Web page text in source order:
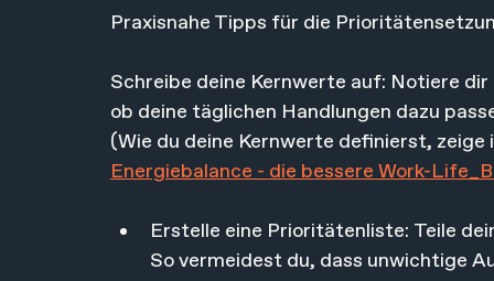
Praxisnahe Tipps für die
Schreibe deine Kernwerte auf: Notiere
ob deine täglichen Handlungen dazu
(Wie du deine Kernwerte definierst,
Energiebalance - die bessere Work-
Erstelle eine Prioritätenliste: Teile
So vermeidest du, dass unwichtige